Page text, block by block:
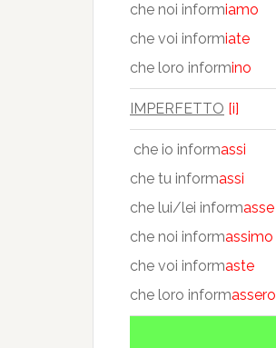
che noi informiamo
che voi informiate
che loro informino
IMPERFETTO [i]
che io informassi
che tu informassi
che lui/lei informasse
che noi informassimo
che voi informaste
che loro informassero